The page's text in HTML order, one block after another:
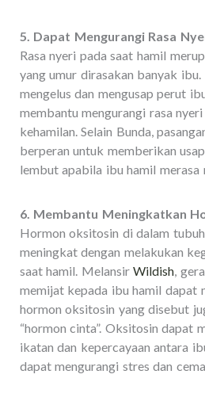
5. Dapat Mengurangi Rasa
Rasa nyeri pada saat hamil
yang umur dirasakan banyak
mengelus dan mengusap perut
membantu mengurangi rasa
kehamilan. Selain Bunda,
berperan untuk memberikan
lembut apabila ibu hamil merasa
6. Membantu Meningkatkan
Hormon oksitosin di dalam
meningkat dengan melakukan
saat hamil. MelansirWildish,
memijat kepada ibu hamil dapat
hormon oksitosin yang disebut
“hormon cinta”. Oksitosin dapat
ikatan dan kepercayaan antara
dapat mengurangi stres dan